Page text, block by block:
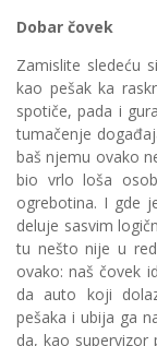
Dobar čovek
Zamislite sledeću
kao pešak ka
spotiče, pada i
tumačenje
baš njemu ovako
bio vrlo loša
ogrebotina. I gde
deluje sasvim
tu nešto nije u
ovako: naš čovek
da auto koji
pešaka i ubija ga
da, kao